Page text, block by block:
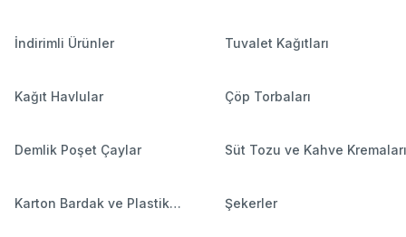
İndirimli Ürünler Tuvalet Kağıtları
Kağıt Havlular Çöp Torbaları
Demlik Poşet Çaylar Süt Tozu ve Kahve Kremaları
Karton Bardak ve Plastik
Şekerler